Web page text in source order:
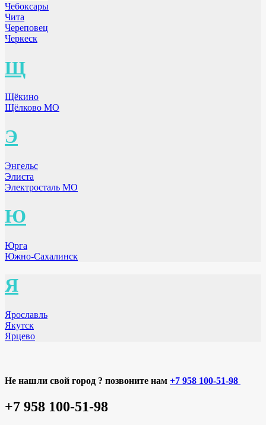
Чебоксары
Чита
Череповец
Черкеск
Щ
Щёкино
Щёлково МО
Э
Энгельс
Элиста
Электросталь МО
Ю
Юрга
Южно-Сахалинск
Я
Ярославль
Якутск
Ярцево
Не нашли свой город ? позвоните нам +7 958 100-51-98
+7 958 100-51-98